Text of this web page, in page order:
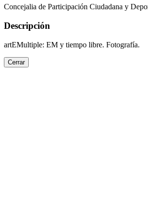
Concejalia de Participación Ciudadana y
Descripción
artEMultiple: EM y tiempo libre. Fotografía.
Cerrar